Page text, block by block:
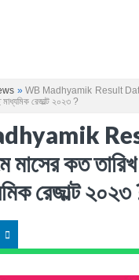
»WB Madhyamik Result
মাধ্যমিক রেজাল্ট ২০২৩ ?
কত
রেজাল্ট ২০২৩